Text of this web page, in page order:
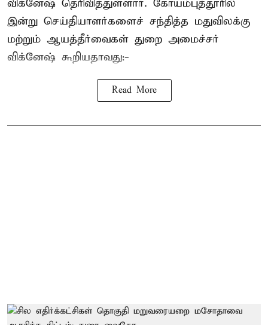
விக்னேஷ் தெரிவித்துள்ளார். கோயம்புத்தூரில்
இன்று செய்தியாளர்களைச் சந்தித்த மதுவிலக்கு
மற்றும் ஆயத்தீர்வைகள் துறை அமைச்சர்
விக்னேஷ் கூறியதாவது:-
Read More